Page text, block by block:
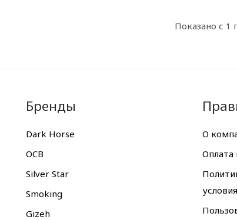
Показано с 1
Бренды
Dark Horse
OCB
Silver Star
Smoking
Gizeh
О
Оплата